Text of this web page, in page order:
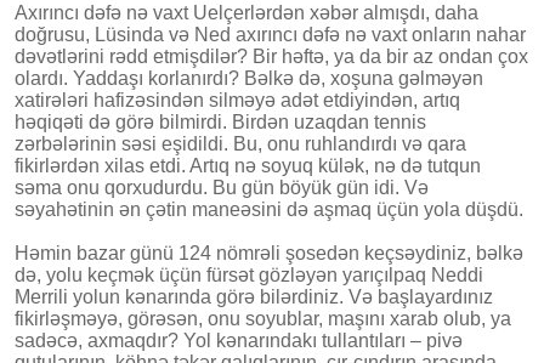
Axırıncı dəfə nə vaxt Uelçerlərdən xəbər almışdı, daha
doğrusu, Lüsinda və Ned axırıncı dəfə nə vaxt onların nahar
dəvətlərini rədd etmişdilər? Bir həftə, ya da bir az ondan çox
olardı. Yaddaşı korlanırdı? Bəlkə də, xoşuna gəlməyən
xatirələri hafizəsindən silməyə adət etdiyindən, artıq
həqiqəti də görə bilmirdi. Birdən uzaqdan tennis
zərbələrinin səsi eşidildi. Bu, onu ruhlandırdı və qara
fikirlərdən xilas etdi. Artıq nə soyuq külək, nə də tutqun
səma onu qorxudurdu. Bu gün böyük gün idi. Və
səyahətinin ən çətin maneəsini də aşmaq üçün yola düşdü.
Həmin bazar günü 124 nömrəli şosedən keçsəydiniz, bəlkə
də, yolu keçmək üçün fürsət gözləyən yarıçılpaq Neddi
Merrili yolun kənarında görə bilərdiniz. Və başlayardınız
fikirləşməyə, görəsən, onu soyublar, maşını xarab olub, ya
sadəcə, axmaqdır? Yol kənarındakı tullantıları – pivə